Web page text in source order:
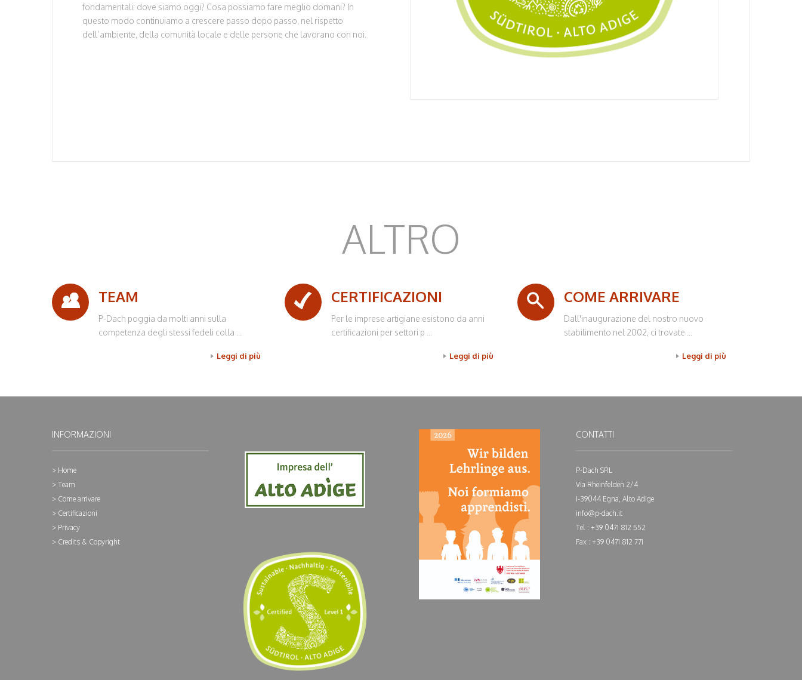
fondamentali: dove siamo oggi? Cosa possiamo fare meglio domani? In
questo modo continuiamo a crescere passo dopo passo, nel rispetto
dell’ambiente, della comunità locale e delle persone che lavorano con noi.
ALTRO
TEAM
P-Dach poggia da molti anni sulla
competenza degli stessi fedeli colla ...
Leggi di più
CERTIFICAZIONI
Per le imprese artigiane esistono da anni
certificazioni per settori p ...
Leggi di più
COME ARRIVARE
Dall'inaugurazione del nostro nuovo
stabilimento nel 2002, ci trovate ...
Leggi di più
INFORMAZIONI
Home
Team
Come arrivare
Certificazioni
Privacy
Credits & Copyright
CONTATTI
P-Dach SRL
Via Rheinfelden 2/4
I-39044 Egna, Alto Adige
info@p-dach.it
Tel : +39 0471 812 552
Fax : +39 0471 812 771